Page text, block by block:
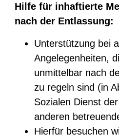
Hilfe für inhaftierte
nach der Entlassung:
Unterstützung bei
Angelegenheiten,
unmittelbar nach
zu regeln sind (in
Sozialen Dienst
anderen
Hierfür besuchen